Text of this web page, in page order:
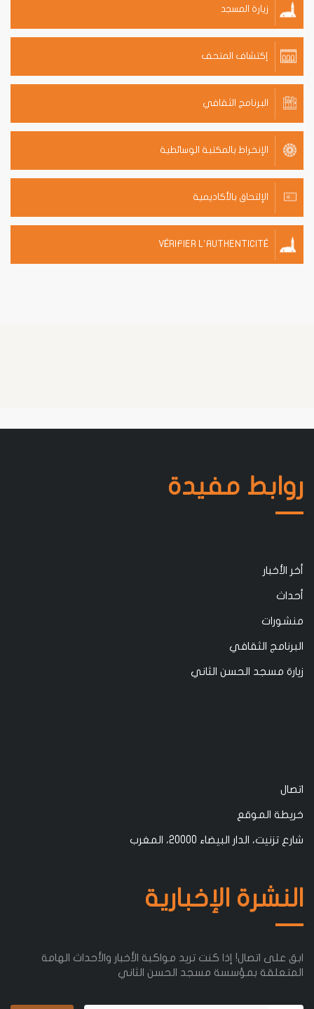
زيارة المسجد
إكتشاف المتحف
البرنامج الثقافي
الإنخراط بالمكتبة الوسائطية
الإلتحاق بالأكاديمية
VÉRIFIER L'AUTHENTICITÉ
روابط مفيدة
أخر الأخبار
أحداث
منشورات
البرنامج الثقافي
زيارة مسجد الحسن الثاني
اتصال
خريطة الموقع
شارع تزنيت، الدار البيضاء 20000، المغرب
النشرة الإخبارية
ابق على اتصال! إذا كنت تريد مواكبة الأخبار والأحداث الهامة
المتعلقة بمؤسسة مسجد الحسن الثاني